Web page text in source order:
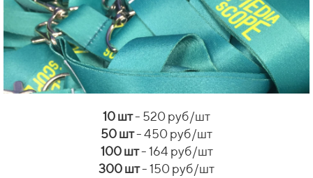
10 шт- 520 руб/шт
50 шт- 450 руб/шт
100 шт- 164 руб/шт
300 шт- 150 руб/шт